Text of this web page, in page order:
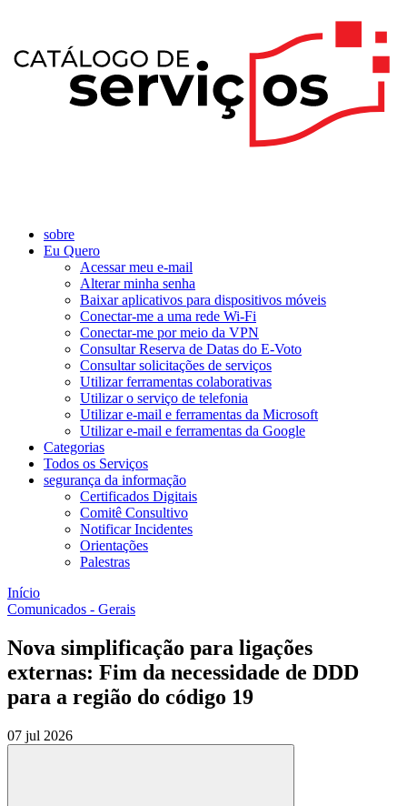
sobre
Eu Quero
Acessar meu e-mail
Alterar minha senha
Baixar aplicativos para dispositivos móveis
Conectar-me a uma rede Wi-Fi
Conectar-me por meio da VPN
Consultar Reserva de Datas do E-Voto
Consultar solicitações de serviços
Utilizar ferramentas colaborativas
Utilizar o serviço de telefonia
Utilizar e-mail e ferramentas da Microsoft
Utilizar e-mail e ferramentas da Google
Categorias
Todos os Serviços
segurança da informação
Certificados Digitais
Comitê Consultivo
Notificar Incidentes
Orientações
Palestras
Início
Comunicados - Gerais
Nova simplificação para ligações
externas: Fim da necessidade de DDD
para a região do código 19
07 jul 2026